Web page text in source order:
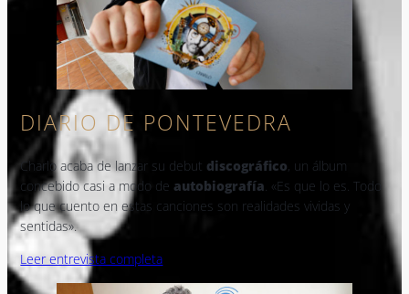
DIARIO DE PONTEVEDRA
Charlo acaba de lanzar su debut discográfico, un álbum
concebido casi a modo de autobiografía. «Es que lo es. Todo
lo que cuento en estas canciones son realidades vividas y
sentidas».
Leer entrevista completa